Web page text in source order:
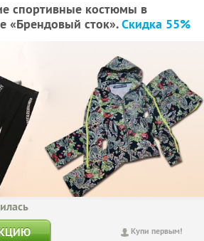
спортивные костюмы в
«Брендовый сток».Скидка 55%
Купи первым!